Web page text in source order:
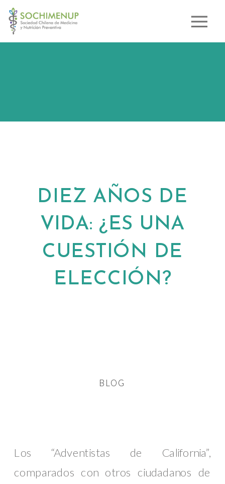
← VOLVER AL BLOG
DIEZ AÑOS DE
VIDA: ¿ES UNA
CUESTIÓN DE
ELECCIÓN?
BLOG
Los “Adventistas de California”,
comparados con otros ciudadanos de